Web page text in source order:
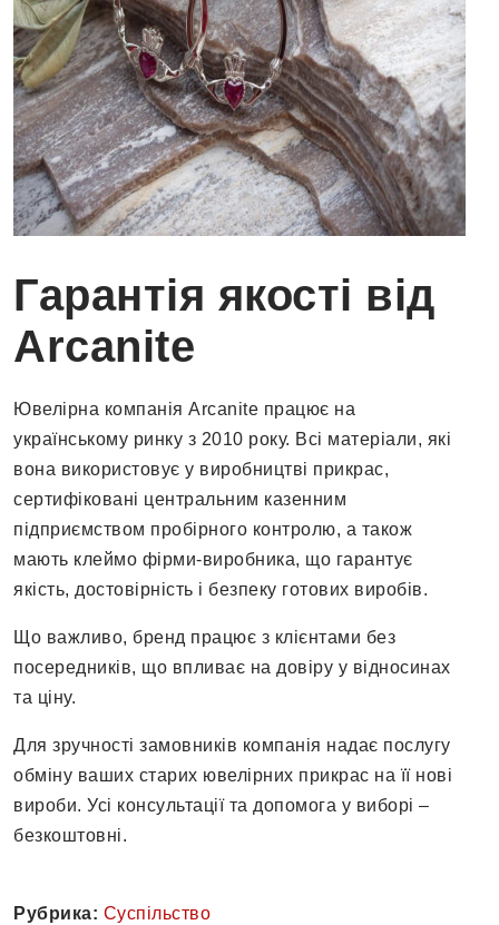
Гарантія якості від
Arcanite
Ювелірна компанія Arcanite працює на
українському ринку з 2010 року. Всі матеріали, які
вона використовує у виробництві прикрас,
сертифіковані центральним казенним
підприємством пробірного контролю, а також
мають клеймо фірми-виробника, що гарантує
якість, достовірність і безпеку готових виробів.
Що важливо, бренд працює з клієнтами без
посередників, що впливає на довіру у відносинах
та ціну.
Для зручності замовників компанія надає послугу
обміну ваших старих ювелірних прикрас на її нові
вироби. Усі консультації та допомога у виборі –
безкоштовні.
Рубрика: Суспільство